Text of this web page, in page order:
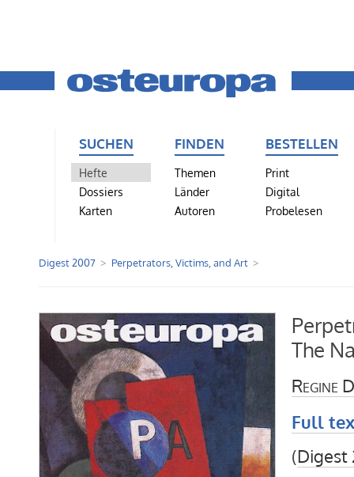
SUCHEN
Hefte
Dossiers
Karten
FINDEN
Themen
Länder
Autoren
BESTELLEN
Print
Digital
Probelesen
Digest 2007 Perpetrators, Victims, and Art
The
Regine
Full
(Digest